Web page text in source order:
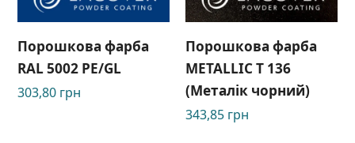
Порошкова фарба
RAL 5002 PE/GL
303,80 грн
Порошкова фарба
METALLIC T 136
(Металік чорний)
343,85 грн